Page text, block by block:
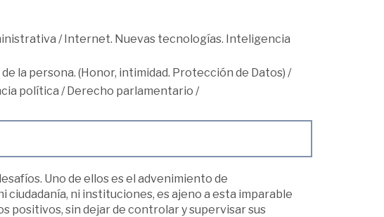
/Internet. Nuevas tecnologías. Inteligencia
la persona. (Honor, intimidad. Protección de Datos) /
política /Derecho parlamentario /
Uno de ellos es el advenimiento de
ni instituciones, es ajeno a esta imparable
positivos, sin dejar de controlar y supervisar sus